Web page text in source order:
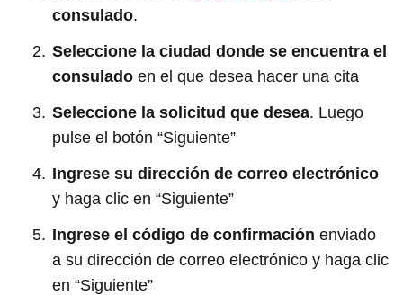
consulado.
Seleccione la ciudad donde se encuentra el
consulado en el que desea hacer una cita
Seleccione la solicitud que desea. Luego
pulse el botón “Siguiente”
Ingrese su dirección de correo electrónico
y haga clic en “Siguiente”
Ingrese el código de confirmación enviado
a su dirección de correo electrónico y haga clic
en “Siguiente”